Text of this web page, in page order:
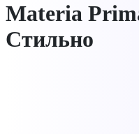
Materia
Стильно